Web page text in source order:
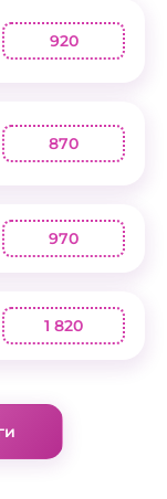
920
870
970
1 820